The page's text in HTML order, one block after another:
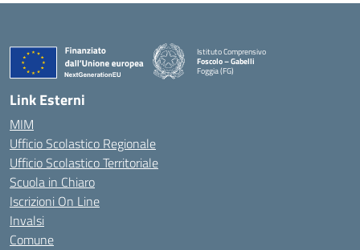
Istituto Comprensivo
Foscolo – Gabelli
Foggia (FG)
— Visita la pagina iniziale della scuola
Link Esterni
MIM
Ufficio Scolastico Regionale
Ufficio Scolastico Territoriale
Scuola in Chiaro
Iscrizioni On Line
Invalsi
Comune